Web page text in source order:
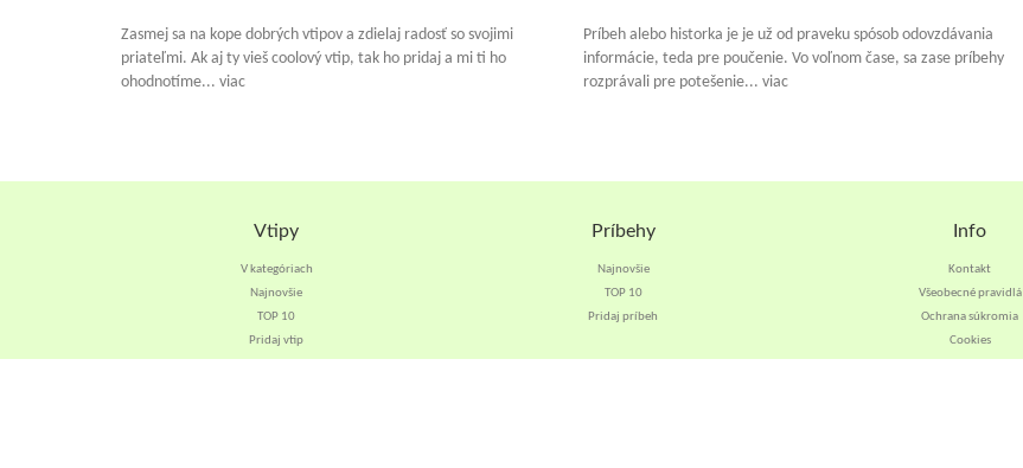
Zasmej sa na kope dobrých vtipov a zdielaj radosť so svojimi
priateľmi. Ak aj ty vieš coolový vtip, tak ho pridaj a mi ti ho
ohodnotíme... viac
Príbeh alebo historka je je už od praveku spósob odovzdávania
informácie, teda pre poučenie. Vo voľnom čase, sa zase príbehy
rozprávali pre potešenie... viac
Vtipy
V kategóriach
Najnovšie
TOP 10
Pridaj vtip
Príbehy
Najnovšie
TOP 10
Pridaj príbeh
Info
Kontakt
Všeobecné pravidlá
Ochrana súkromia
Cookies